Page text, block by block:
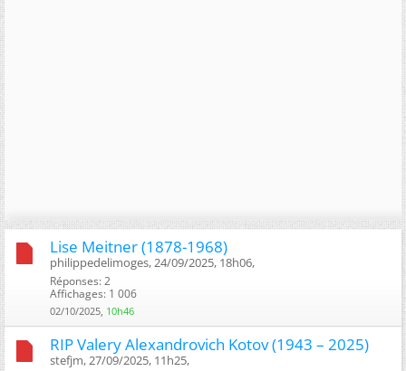
Lise Meitner (1878-1968)
philippedelimoges, 24/09/2025, 18h06, ‎
Réponses: 2
Affichages: 1 006
02/10/2025, 10h46
RIP Valery Alexandrovich Kotov (1943 – 2025)
stefjm, 27/09/2025, 11h25, ‎